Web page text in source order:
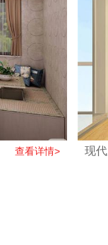
查看详情> 现